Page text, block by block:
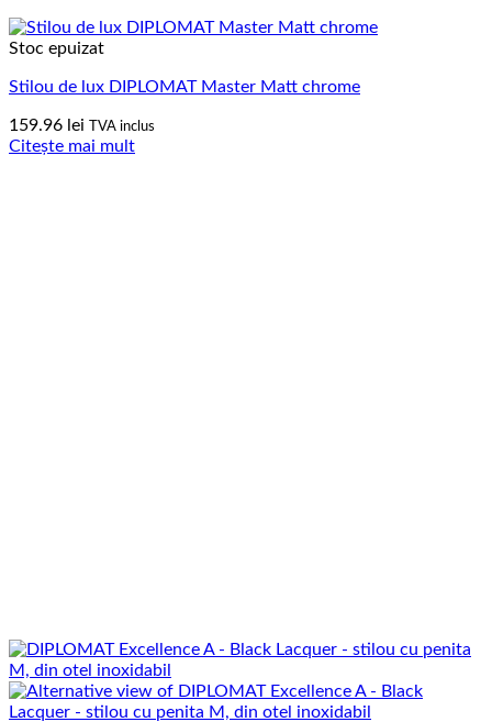
Stoc epuizat
Stilou de lux DIPLOMAT Master Matt chrome
159.96 lei TVA inclus
Citește mai mult